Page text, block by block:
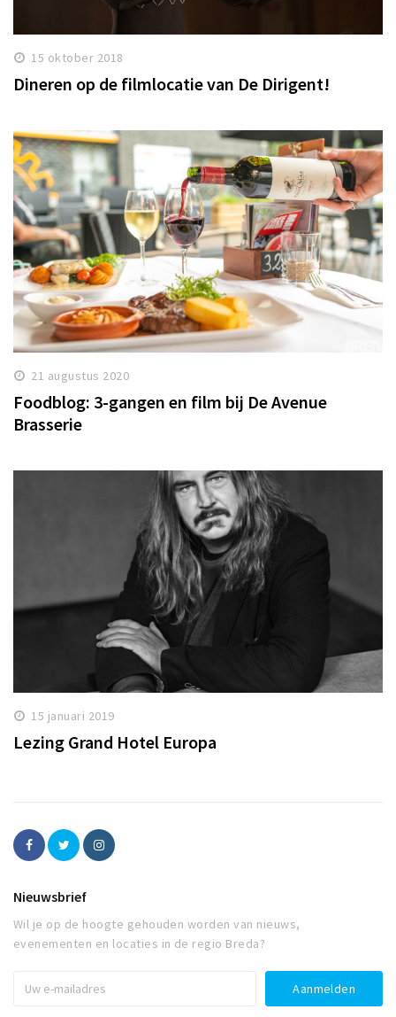
15 oktober 2018
Dineren op de filmlocatie van De Dirigent!
21 augustus 2020
Foodblog: 3-gangen en film bij De Avenue
Brasserie
15 januari 2019
Lezing Grand Hotel Europa
Nieuwsbrief
Wil je op de hoogte gehouden worden van nieuws,
evenementen en locaties in de regio Breda?